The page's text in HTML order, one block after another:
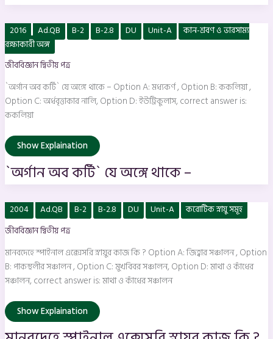
2016 Ad.QB B-2 B-2.8 DU Unit-A
কান-শ্রবণ ও ভারসাম্য
রক্ষাকারী অঙ্গ
জীববিজ্ঞান দ্বিতীয় পত্র
`অর্গান অব কর্টি` যে অঙ্গে থাকে – Option A: মধ্যকর্ণ , Option B: ককলিয়া ,
Option C: অর্ধবৃত্তাকার নালি, Option D: ইউট্রিকুলাস, correct answer is:
ককলিয়া
`অর্গান
অব
কর্টি`
যে
অঙ্গে
থাকে
Show Explaination
`অর্গান অব কর্টি` যে অঙ্গে থাকে –
2004 Ad.QB B-2 B-2.8 DU Unit-A
করোটিক স্নায়ু সমূহ
জীববিজ্ঞান দ্বিতীয় পত্র
মানবদেহে স্পাইনাল এক্সেসরি স্নায়ুর কাজ কি ? Option A: জিহ্বার সঞ্চালন , Option
B: পাকস্থলীর সঞ্চালন , Option C: মুখবিবর সঞ্চালন, Option D: মাথা ও কাঁধের
সঞ্চালন, correct answer is: মাথা ও কাঁধের সঞ্চালন
মানবদেহে
স্পাইনাল
এক্সেসরি
স্নায়ুর
কি
?
Show Explaination